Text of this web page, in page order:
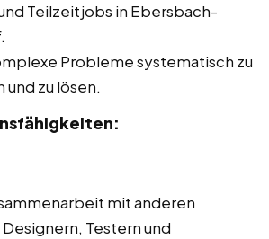
Teilzeitjobs in Ebersbach-
Probleme systematisch zu
zu lösen.
mit anderen
Testern und